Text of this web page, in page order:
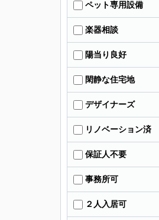
ペット専用設備
楽器相談
陽当り良好
閑静な住宅地
デザイナーズ
リノベーション済
保証人不要
事務所可
２人入居可